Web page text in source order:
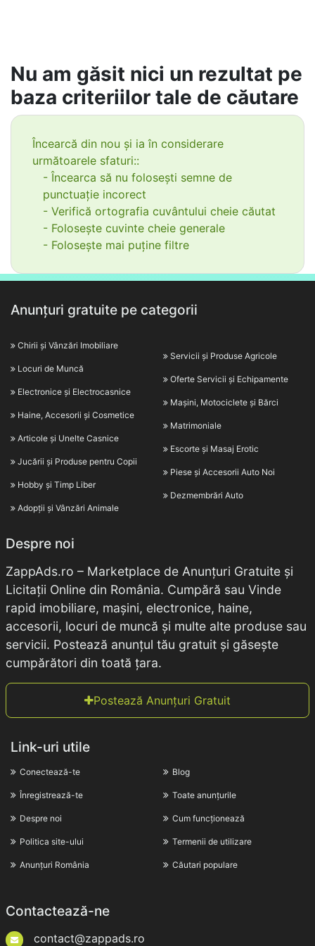
Nu am găsit nici un rezultat pe
baza criteriilor tale de căutare
Încearcă din nou și ia în considerare
următoarele sfaturi::
- Încearca să nu folosești semne de
punctuație incorect
- Verifică ortografia cuvântului cheie căutat
- Folosește cuvinte cheie generale
- Folosește mai puține filtre
Anunțuri gratuite pe categorii
Chirii și Vânzări Imobiliare
Locuri de Muncă
Electronice și Electrocasnice
Haine, Accesorii și Cosmetice
Articole și Unelte Casnice
Jucării și Produse pentru Copii
Hobby și Timp Liber
Adopții și Vânzări Animale
Servicii și Produse Agricole
Oferte Servicii și Echipamente
Mașini, Motociclete și Bărci
Matrimoniale
Escorte și Masaj Erotic
Piese și Accesorii Auto Noi
Dezmembrări Auto
Despre noi
ZappAds.ro – Marketplace de Anunțuri Gratuite și
Licitații Online din România. Cumpără sau Vinde
rapid imobiliare, mașini, electronice, haine,
accesorii, locuri de muncă și multe alte produse sau
servicii. Postează anunțul tău gratuit și găsește
cumpărători din toată țara.
Postează Anunțuri Gratuit
Link-uri utile
Conectează-te
Înregistrează-te
Despre noi
Politica site-ului
Anunțuri România
Blog
Toate anunțurile
Cum funcționează
Termenii de utilizare
Căutari populare
Contactează-ne
contact@zappads.ro